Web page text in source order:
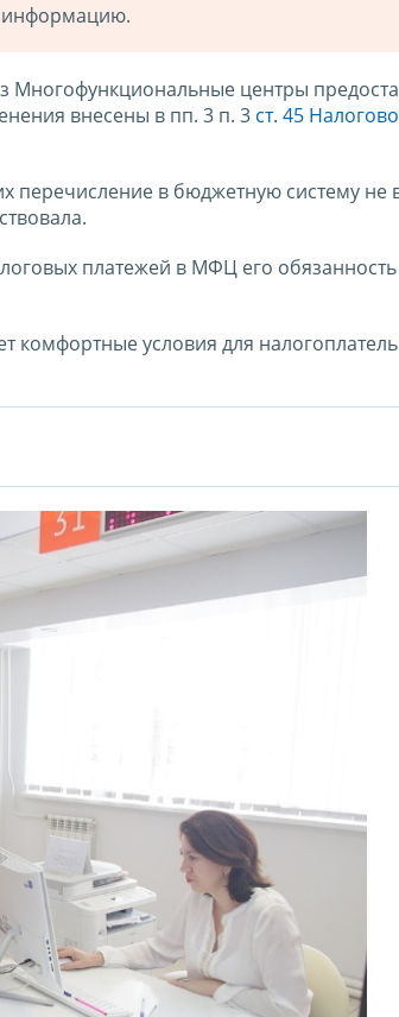
информацию.
Многофункциональные центры
внесены в пп. 3 п. 3 ст. 45
перечисление в бюджетную систему не
платежей в МФЦ его обязанность
комфортные условия для